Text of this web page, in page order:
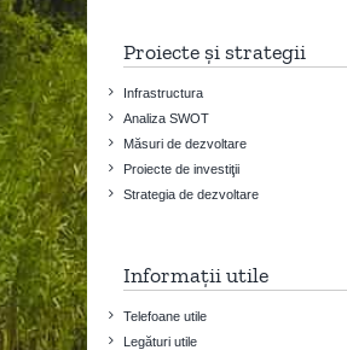
Proiecte și strategii
Infrastructura
Analiza SWOT
Măsuri de dezvoltare
Proiecte de investiţii
Strategia de dezvoltare
Informații utile
Telefoane utile
Legături utile